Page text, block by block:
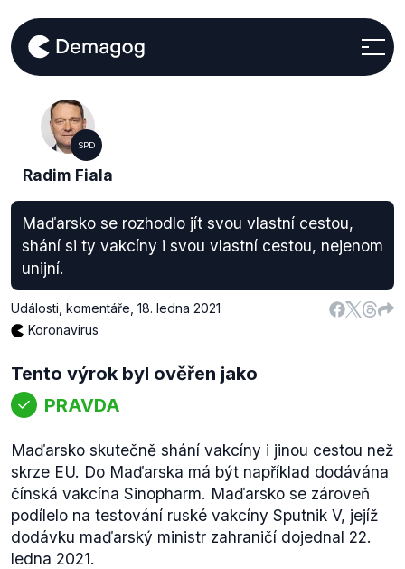
SPD
Radim Fiala
Maďarsko se rozhodlo jít svou vlastní cestou,
shání si ty vakcíny i svou vlastní cestou, nejenom
unijní.
Události, komentáře 18. ledna 2021
Koronavirus
Tento výrok byl ověřen jako
PRAVDA
Maďarsko skutečně shání vakcíny i jinou cestou než
skrze EU. Do Maďarska má být například dodávána
čínská vakcína Sinopharm. Maďarsko se zároveň
podílelo na testování ruské vakcíny Sputnik V, jejíž
dodávku maďarský ministr zahraničí dojednal 22.
ledna 2021.